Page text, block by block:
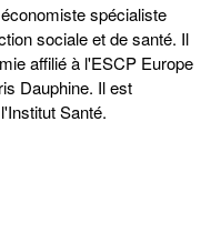
spécialiste
sociale et de santé. Il
affilié à l'ESCP Europe
Dauphine. Il est
Santé.